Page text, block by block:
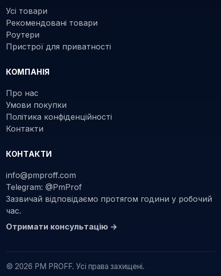
Усі товари
Рекомендовані товари
Роутери
Пристрої для приватності
КОМПАНІЯ
Про нас
Умови покупки
Політика конфіденційності
Контакти
КОНТАКТИ
info@pmproff.com
Telegram: @PmProf
Зазвичай відповідаємо протягом години у робочий
час.
Отримати консультацію →
© 2026 PM PROFF. Усі права захищені.